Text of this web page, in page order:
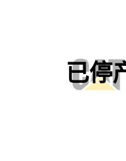
已停